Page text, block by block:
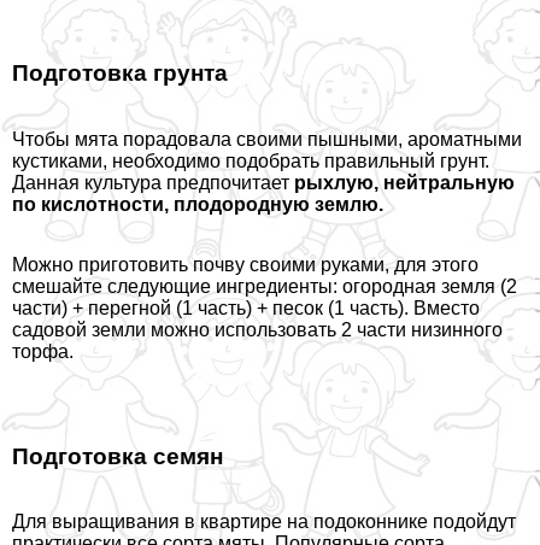
Подготовка грунта
Чтобы мята порадовала своими пышными, ароматными
кустиками, необходимо подобрать правильный грунт.
Данная культура предпочитает рыхлую, нейтральную
по кислотности, плодородную землю.
Можно приготовить почву своими руками, для этого
смешайте следующие ингредиенты: огородная земля (2
части) + перегной (1 часть) + песок (1 часть). Вместо
садовой земли можно использовать 2 части низинного
торфа.
Подготовка семян
Для выращивания в квартире на подоконнике подойдут